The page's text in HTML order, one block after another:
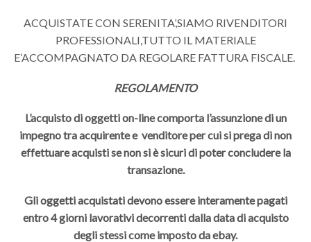
ACQUISTATE CON SERENITA’,SIAMO RIVENDITORI
PROFESSIONALI,TUTTO IL MATERIALE
E’ACCOMPAGNATO DA REGOLARE FATTURA FISCALE.
REGOLAMENTO
L’acquisto di oggetti on-line comporta l’assunzione di un
impegno tra acquirente e venditore per cui si prega di non
effettuare acquisti se non si è sicuri di poter concludere la
transazione.
Gli oggetti acquistati devono essere interamente pagati
entro 4 giorni lavorativi decorrenti dalla data di acquisto
degli stessi come imposto da ebay.